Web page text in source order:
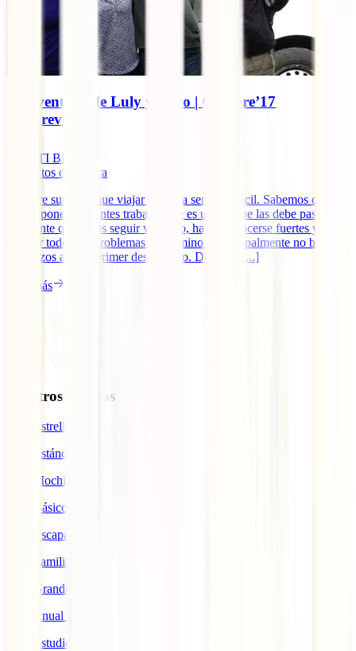
La aventura de Luly y Coco | Octubre’17
“Imprevistos”
IATI Blog
minutos de lectura
Siempre supimos que viajar no iba a ser nada fácil. Sabemos que la
ruta te pone constantes trabas y que es uno el que las debe pasar. Si
realmente queremos seguir viajando, hay que hacerse fuertes y
superar todos los problemas del camino y principalmente no bajar
los brazos ante el primer desperfecto. Desde el [...]
Leer más
Nuestros seguros
IATI Estrella
IATI Estándar
IATI Mochilero
IATI Básico
IATI Escapadas
IATI Familia
IATI Grandes Viajeros
IATI Anual Multiviaje
IATI Estudios